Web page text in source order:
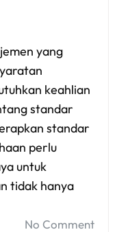
yang
keahlian
standar
standar
perlu
untuk
tidak hanya
No Comment